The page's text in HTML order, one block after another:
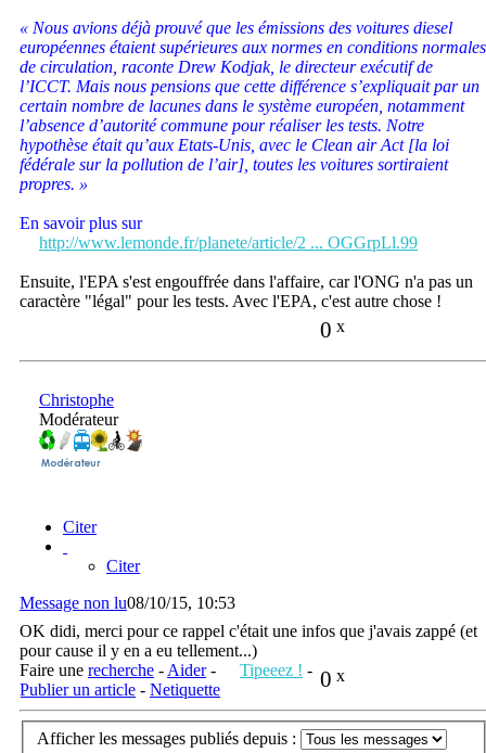
« Nous avions déjà prouvé que les émissions des voitures diesel
européennes étaient supérieures aux normes en conditions normales
de circulation, raconte Drew Kodjak, le directeur exécutif de
l’ICCT. Mais nous pensions que cette différence s’expliquait par un
certain nombre de lacunes dans le système européen, notamment
l’absence d’autorité commune pour réaliser les tests. Notre
hypothèse était qu’aux Etats-Unis, avec le Clean air Act [la loi
fédérale sur la pollution de l’air], toutes les voitures sortiraient
propres. »
En savoir plus sur
http://www.lemonde.fr/planete/article/2 ... OGGrpLl.99
Ensuite, l'EPA s'est engouffrée dans l'affaire, car l'ONG n'a pas un
caractère "légal" pour les tests. Avec l'EPA, c'est autre chose !
0 x
Christophe
Modérateur
Citer
Citer
Message non lu08/10/15, 10:53
OK didi, merci pour ce rappel c'était une infos que j'avais zappé (et
pour cause il y en a eu tellement...)
0 x
Faire une recherche - Aider- Tipeeez ! -
Publier un article - Netiquette
Afficher les messages publiés depuis :